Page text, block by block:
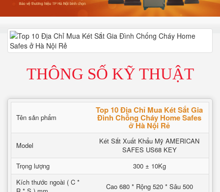
THÔNG SỐ KỸ THUẬT
Tên sản phẩm
Top 10 Địa Chỉ Mua Két Sắt Gia
Đình Chống Cháy Home Safes
ở Hà Nội Rẻ
Model
Két Sắt Xuất Khẩu Mỹ AMERICAN
SAFES US68 KEY
Trọng lượng
300 ± 10Kg
Kích thước ngoài ( C *
Cao 680 * Rộng 520 * Sâu 500